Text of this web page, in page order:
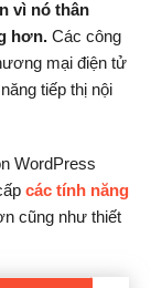
vì nó thân
hơn. Các công
mại điện tử
tiếp thị nội
WordPress
các tính năng
cũng như thiết